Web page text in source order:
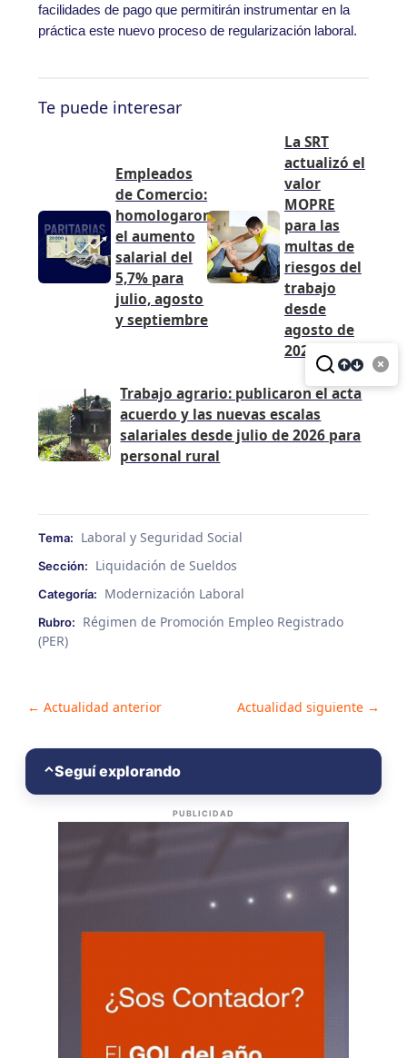
facilidades de pago que permitirán instrumentar en la
práctica este nuevo proceso de regularización laboral.
Te puede interesar
Empleados
de Comercio:
homologaron
el aumento
salarial del
5,7% para
julio, agosto
y septiembre
La SRT
actualizó el
valor
MOPRE
para las
multas de
riesgos del
trabajo
desde
agosto de
2026
Trabajo agrario: publicaron el acta
acuerdo y las nuevas escalas
salariales desde julio de 2026 para
personal rural
Tema: Laboral y Seguridad Social
Sección: Liquidación de Sueldos
Categoría: Modernización Laboral
Rubro:
Régimen de Promoción Empleo Registrado
(PER)
Post
← Actualidad anterior Actualidad siguiente →
⌃Seguí explorando
PUBLICIDAD